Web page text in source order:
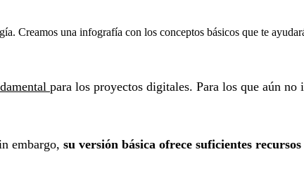
Creamos una infografía con los conceptos básicos que te
para los proyectos digitales. Para los que aún no
embargo, su versión básica ofrece suficientes